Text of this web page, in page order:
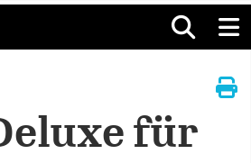
für